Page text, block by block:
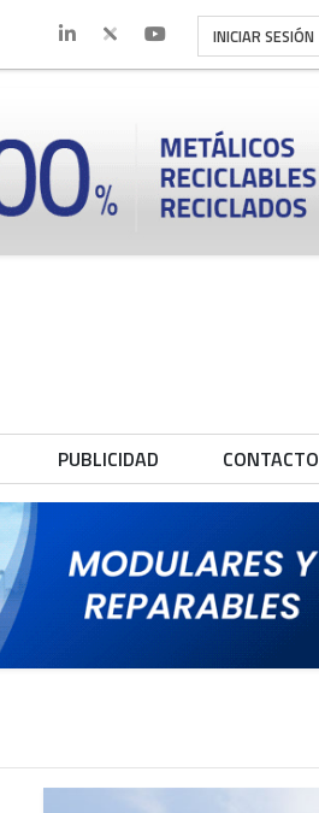
INICIAR SESIÓN
PUBLICIDAD CONTACTO